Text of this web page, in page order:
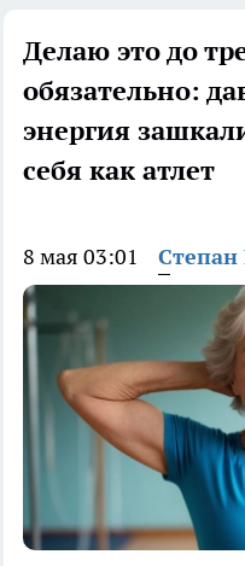
Делаю это до
обязательно:
энергия
себя как атлет
8 мая 03:01 Степан